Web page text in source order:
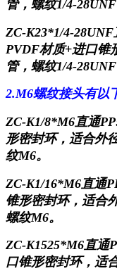
管，螺纹1/4-28UNF
ZC-K23*1/4-28UNF
PVDF材质+进口锥
管，螺纹1/4-28UNF
2.M6螺纹接头有以
ZC-K1/8*M6直通PP
形密封环，适合外
纹M6。
ZC-K1/16*M6直通
锥形密封环，适合
螺纹M6。
ZC-K1525*M6直通
口锥形密封环，适